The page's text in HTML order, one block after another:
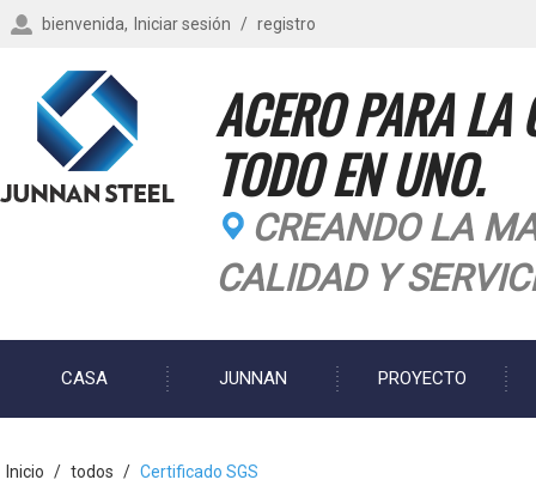
bienvenida, Iniciar sesión / registro
ACERO PARA LA
TODO EN UNO.
CREANDO LA
CALIDAD Y
CASA JUNNAN PROYECTO
Inicio / todos / Certificado SGS